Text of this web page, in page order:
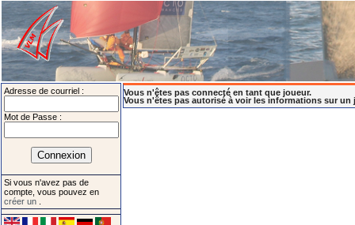
Adresse de courriel :
Mot de Passe :
Si vous n'avez pas de
compte, vous pouvez en
créer un
Vous n'êtes pas connecté en tant que joueur.
Vous n'êtes pas autorisé à voir les informations sur un